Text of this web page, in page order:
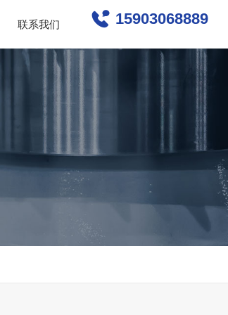
联系我们 15903068889